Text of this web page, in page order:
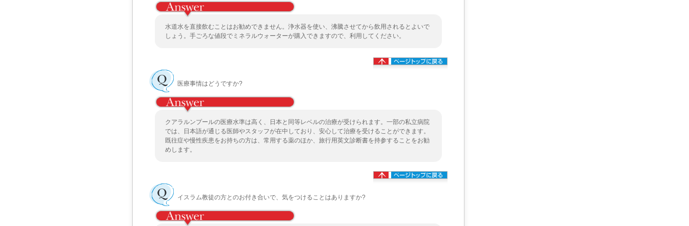
水道水を直接飲むことはお勧めできません。浄水器を使い、沸騰させてから飲用されるとよいで
しょう。手ごろな値段でミネラルウォーターが購入できますので、利用してください。
医療事情はどうですか?
クアラルンプールの医療水準は高く、日本と同等レベルの治療が受けられます。一部の私立病院
では、日本語が通じる医師やスタッフが在中しており、安心して治療を受けることができます。
既往症や慢性疾患をお持ちの方は、常用する薬のほか、旅行用英文診断書を持参することをお勧
めします。
イスラム教徒の方とのお付き合いで、気をつけることはありますか?